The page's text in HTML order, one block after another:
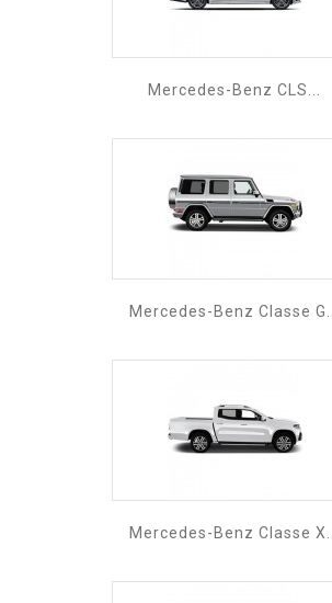
Mercedes-Benz CLS...
Mercedes-Benz Classe G...
Mercedes-Benz Classe X...